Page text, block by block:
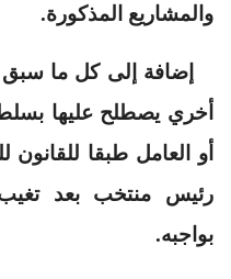
والمشاريع المذكورة.
إضافة إلى كل ما
أخري يصطلح عليها
أو العامل طبقا للقانون
رئيس منتخب بعد تغيب
بواجبه.